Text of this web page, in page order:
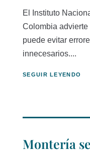
El Instituto
Colombia
puede evitar
innecesarios....
SEGUIR LEYENDO
Montería